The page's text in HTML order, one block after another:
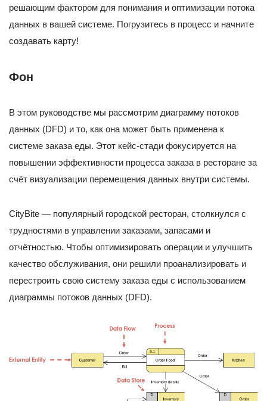
решающим фактором для понимания и оптимизации потока
данных в вашей системе. Погрузитесь в процесс и начните
создавать карту!
Фон
В этом руководстве мы рассмотрим диаграмму потоков
данных (DFD) и то, как она может быть применена к
системе заказа еды. Этот кейс-стади фокусируется на
повышении эффективности процесса заказа в ресторане за
счёт визуализации перемещения данных внутри системы.
CityBite — популярный городской ресторан, столкнулся с
трудностями в управлении заказами, запасами и
отчётностью. Чтобы оптимизировать операции и улучшить
качество обслуживания, они решили проанализировать и
перестроить свою систему заказа еды с использованием
диаграммы потоков данных (DFD).